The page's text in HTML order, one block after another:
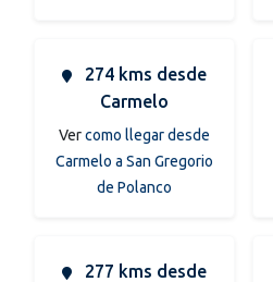
274 kms desde
Carmelo
Vercomo llegar desde
Carmelo a San Gregorio
de Polanco
277 kms desde